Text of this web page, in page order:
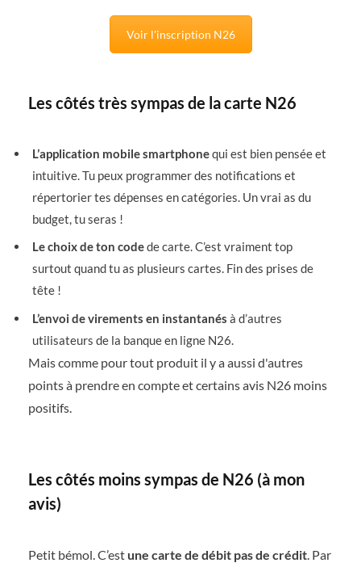
Voir l'inscription N26
Les côtés très sympas de la carte N26
L’application mobile smartphonequi est bien pensée et
intuitive. Tu peux programmer des notifications et
répertorier tes dépenses en catégories. Un vrai as du
budget, tu seras !
Le choix de ton codede carte. C’est vraiment top
surtout quand tu as plusieurs cartes. Fin des prises de
tête !
L’envoi de virements en instantanés à d’autres
utilisateurs de la banque en ligne N26.
Mais comme pour tout produit il y a aussi d'autres
points à prendre en compte et certains avis N26 moins
positifs.
Les côtés moins sympas de N26 (à mon
avis)
Petit bémol. C’est une carte de débit pas de crédit. Par